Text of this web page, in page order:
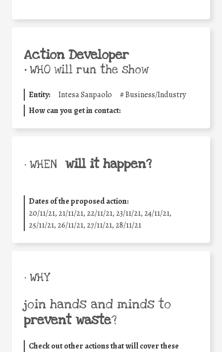
Action Developer
•WHO will run the show
Entity: Intesa Sanpaolo #Business/Industry
How can you get in contact:
• WHEN will it happen?
Dates of the proposed action:
20/11/21, 21/11/21, 22/11/21, 23/11/21, 24/11/21,
25/11/21, 26/11/21, 27/11/21, 28/11/21
• WHY
join hands and minds to
prevent waste?
Check out other actions that will cover these